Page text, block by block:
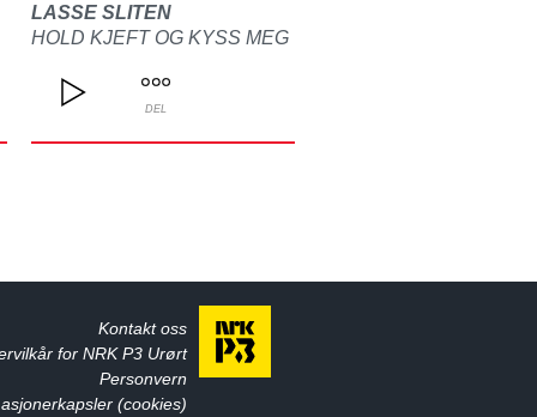
LASSE SLITEN
HOLD KJEFT OG KYSS MEG
DEL
Kontakt oss
for NRK P3 Urørt
Personvern
(cookies)